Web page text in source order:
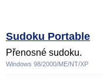
Sudoku Portable
Přenosné sudoku.
Windows 98/2000/ME/NT/XP